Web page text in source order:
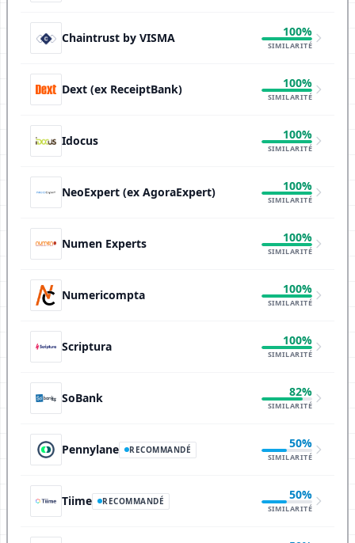
Chaintrust by VISMA 100%
SIMILARITÉ
Dext (ex ReceiptBank) 100%
SIMILARITÉ
Idocus 100%
SIMILARITÉ
NeoExpert (ex AgoraExpert) 100%
SIMILARITÉ
Numen Experts 100%
SIMILARITÉ
Numericompta 100%
SIMILARITÉ
Scriptura 100%
SIMILARITÉ
SoBank 82%
SIMILARITÉ
Pennylane RECOMMANDÉ 50%
SIMILARITÉ
Tiime RECOMMANDÉ 50%
SIMILARITÉ